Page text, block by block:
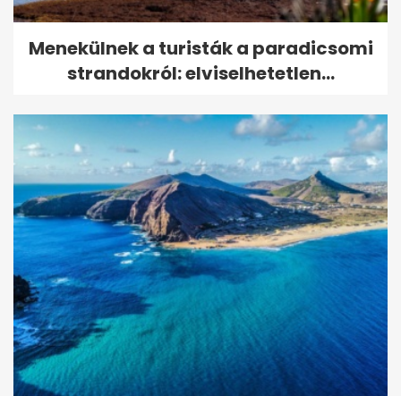
Menekülnek a turisták a paradicsomi
strandokról: elviselhetetlen...